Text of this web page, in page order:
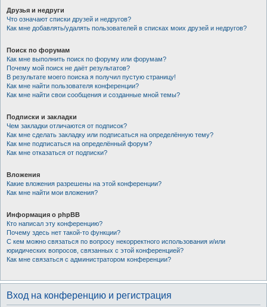
Друзья и недруги
Что означают списки друзей и недругов?
Как мне добавлять/удалять пользователей в списках моих друзей и недругов?
Поиск по форумам
Как мне выполнить поиск по форуму или форумам?
Почему мой поиск не даёт результатов?
В результате моего поиска я получил пустую страницу!
Как мне найти пользователя конференции?
Как мне найти свои сообщения и созданные мной темы?
Подписки и закладки
Чем закладки отличаются от подписок?
Как мне сделать закладку или подписаться на определённую тему?
Как мне подписаться на определённый форум?
Как мне отказаться от подписки?
Вложения
Какие вложения разрешены на этой конференции?
Как мне найти мои вложения?
Информация о phpBB
Кто написал эту конференцию?
Почему здесь нет такой-то функции?
С кем можно связаться по вопросу некорректного использования и/или
юридических вопросов, связанных с этой конференцией?
Как мне связаться с администратором конференции?
Вход на конференцию и регистрация